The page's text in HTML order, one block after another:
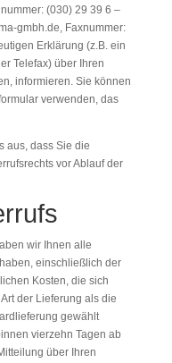
(030) 29 39 6 –
gmbh.de, Faxnummer:
Erklärung (z.B. ein
Telefax) über Ihren
informieren. Sie können
verwenden, das
aus, dass Sie die
vor Ablauf der
wir Ihnen alle
einschließlich der
Kosten, die sich
der Lieferung als die
gewählt
vierzehn Tagen ab
über Ihren